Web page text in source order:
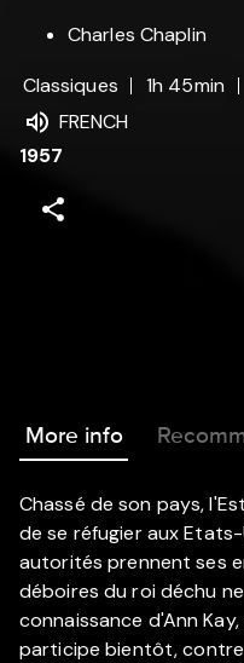
Charles Chaplin
Classiques
1h 45min
FRENCH
1957
More info
Chassé de son pays,
de se réfugier aux Etats-
autorités prennent ses
déboires du roi déchu
connaissance d'Ann
participe bientôt, contre